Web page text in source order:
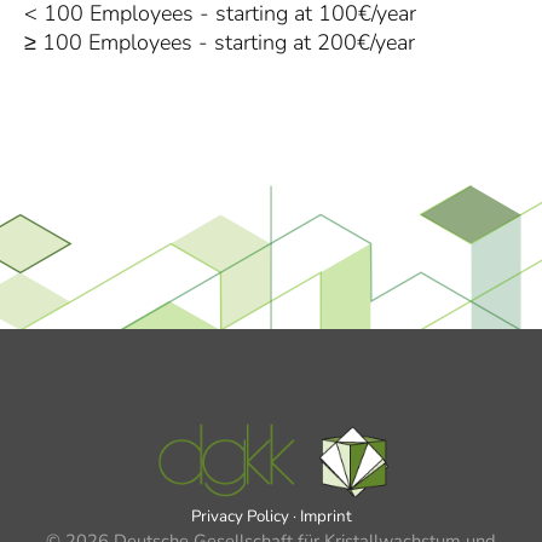
< 100 Employees - starting at 100€/year
≥ 100 Employees - starting at 200€/year
Privacy Policy· Imprint